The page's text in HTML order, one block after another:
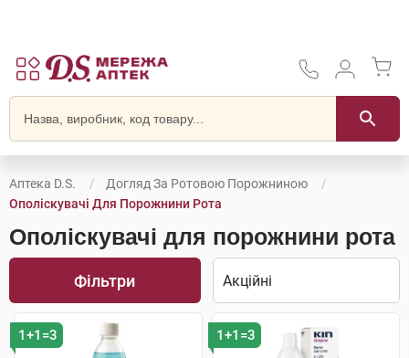
Аптека D.S.
Догляд За Ротовою Порожниною
Ополіскувачі Для Порожнини Рота
Ополіскувачі для порожнини рота
Фільтри
1+1=3 1+1=3